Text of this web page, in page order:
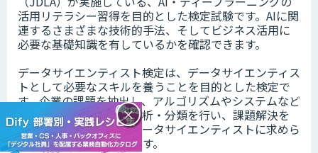
活⽤リテラシー習得を目的とした検定試験です。AIに関
連するさまざまな技術的⼿法、そしてビジネス活⽤に
必要な基礎知識を有しているかを確認できます。
データサイエンティスト検定は、データサイエンティス
トとして必要なスキルを養うことを目的とした検定で
す。企業の課題を抽出し、アルゴリズムやシステムなど
の活用によってデータ分析・分類を行い、課題解決を
図っていく必要があるデータサイエンティストに求めら
れるスキルを習得できます。
×